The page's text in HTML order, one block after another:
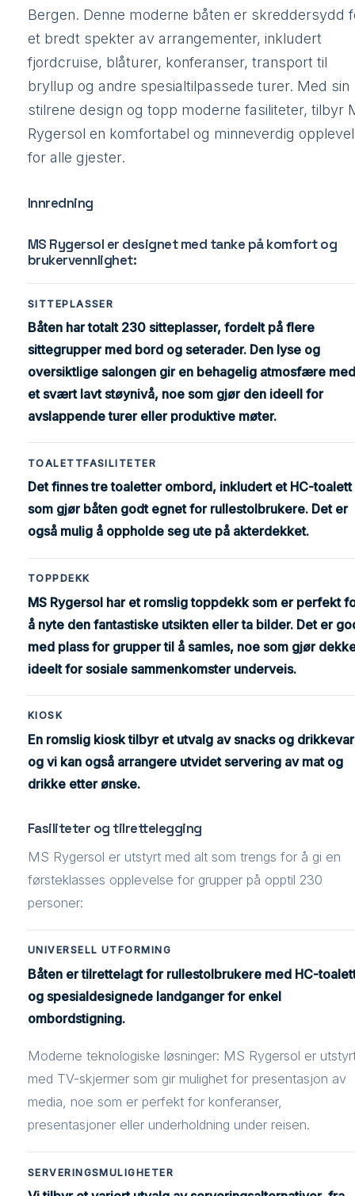
Bergen. Denne moderne båten er skreddersydd
et bredt spekter av arrangementer, inkludert
fjordcruise, blåturer, konferanser, transport til
bryllup og andre spesialtilpassede turer. Med sin
stilrene design og topp moderne fasiliteter, tilbyr
Rygersol en komfortabel og minneverdig
for alle gjester.
Innredning
MS Rygersol er designet med tanke på komfort og
brukervennlighet:
SITTEPLASSER
Båten har totalt 230 sitteplasser, fordelt på flere
sittegrupper med bord og seterader. Den lyse og
oversiktlige salongen gir en behagelig atmosfære med
et svært lavt støynivå, noe som gjør den ideell for
avslappende turer eller produktive møter.
TOALETTFASILITETER
Det finnes tre toaletter ombord, inkludert et HC-toalett
som gjør båten godt egnet for rullestolbrukere. Det er
også mulig å oppholde seg ute på akterdekket.
TOPPDEKK
MS Rygersol har et romslig toppdekk som er perfekt
å nyte den fantastiske utsikten eller ta bilder. Det er
med plass for grupper til å samles, noe som gjør
ideelt for sosiale sammenkomster underveis.
KIOSK
En romslig kiosk tilbyr et utvalg av snacks og
og vi kan også arrangere utvidet servering av mat og
drikke etter ønske.
Fasiliteter og tilrettelegging
MS Rygersol er utstyrt med alt som trengs for å gi en
førsteklasses opplevelse for grupper på opptil 230
personer:
UNIVERSELL UTFORMING
Båten er tilrettelagt for rullestolbrukere med HC-
og spesialdesignede landganger for enkel
ombordstigning.
Moderne teknologiske løsninger: MS Rygersol er
med TV-skjermer som gir mulighet for presentasjon av
media, noe som er perfekt for konferanser,
presentasjoner eller underholdning under reisen.
SERVERINGSMULIGHETER